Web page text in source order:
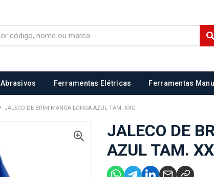
Abrasivos Ferramentas Elétricas Ferramentas
JALECO DE BRIM MANGA LONGA AZUL TAM. XXG
JALECO DE
AZUL TAM.